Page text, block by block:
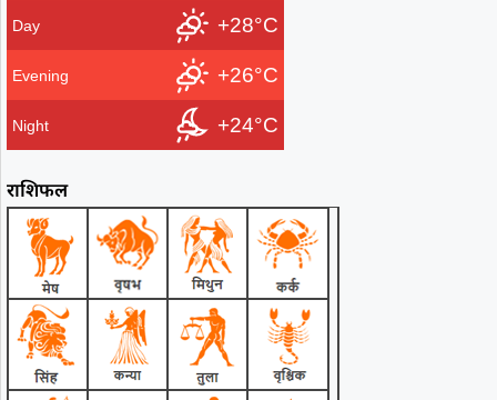
Day +28°C
Evening +26°C
Night +24°C
राशिफल